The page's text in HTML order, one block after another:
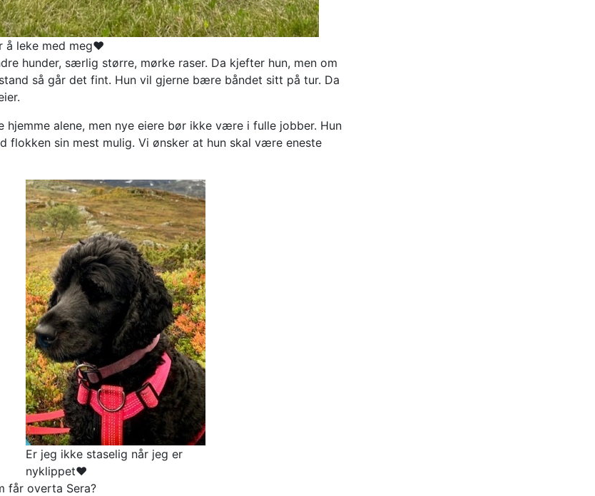
å leke med meg❤️
hunder, særlig større, mørke raser. Da kjefter hun, men om
så går det fint. Hun vil gjerne bære båndet sitt på tur. Da
hjemme alene, men nye eiere bør ikke være i fulle jobber. Hun
flokken sin mest mulig. Vi ønsker at hun skal være eneste
Er jeg ikke staselig når jeg er
nyklippet❤️
får overta Sera?